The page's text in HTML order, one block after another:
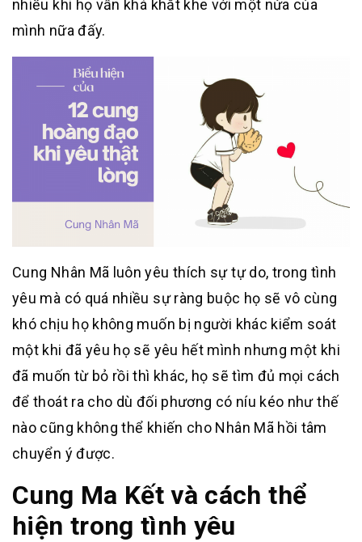
nhiều khi họ vẫn khá khắt khe với một nửa của
mình nữa đấy.
Cung Nhân Mã luôn yêu thích sự tự do, trong tình
yêu mà có quá nhiều sự ràng buộc họ sẽ vô cùng
khó chịu họ không muốn bị người khác kiểm soát
một khi đã yêu họ sẽ yêu hết mình nhưng một khi
đã muốn từ bỏ rồi thì khác, họ sẽ tìm đủ mọi cách
để thoát ra cho dù đối phương có níu kéo như thế
nào cũng không thể khiến cho Nhân Mã hồi tâm
chuyển ý được.
Cung Ma Kết và cách thể
hiện trong tình yêu